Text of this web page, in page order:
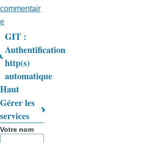
commentair
e
Liens
transversaux
de
livre
pour
Trucs
GIT :
Authentification
http(s)
automatique
Haut
Gérer les
services
Votre nom